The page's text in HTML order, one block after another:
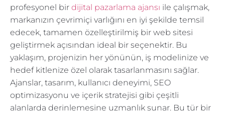
profesyonel bir dijital pazarlama ajansı ile çalışmak,
markanızın çevrimiçi varlığını en iyi şekilde temsil
edecek, tamamen özelleştirilmiş bir web sitesi
geliştirmek açısından ideal bir seçenektir. Bu
yaklaşım, projenizin her yönünün, iş modelinize ve
hedef kitlenize özel olarak tasarlanmasını sağlar.
Ajanslar, tasarım, kullanıcı deneyimi, SEO
optimizasyonu ve içerik stratejisi gibi çeşitli
alanlarda derinlemesine uzmanlık sunar. Bu tür bir